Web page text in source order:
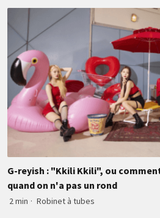
G-reyish : "Kkili Kkili", ou
quand on n'a pas un rond
2 min · Robinet à tubes